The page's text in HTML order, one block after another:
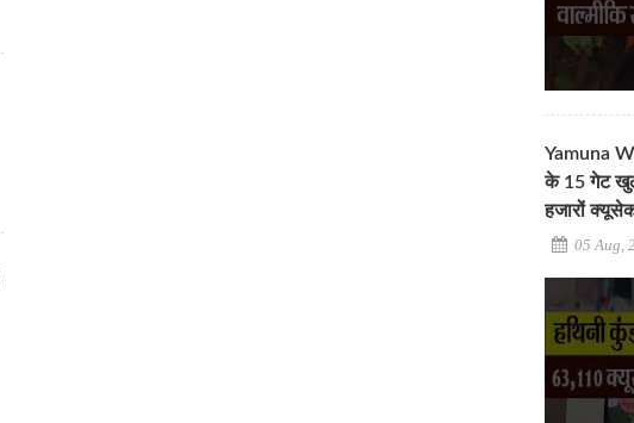
Yamuna
के 15 गेट
हजारों
05 Aug,